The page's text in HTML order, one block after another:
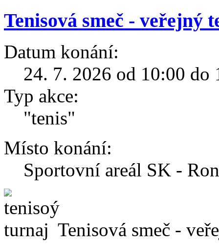
Tenisová smeč - veřejný
Datum konání:
24. 7. 2026 od 10:00 do
Typ akce:
"tenis"
Místo konání:
Sportovní areál SK -
Tenisová smeč -